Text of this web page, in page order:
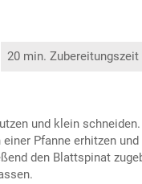
20 min. Zubereitungszeit
und klein
einer Pfanne erhitzen
den Blattspinat